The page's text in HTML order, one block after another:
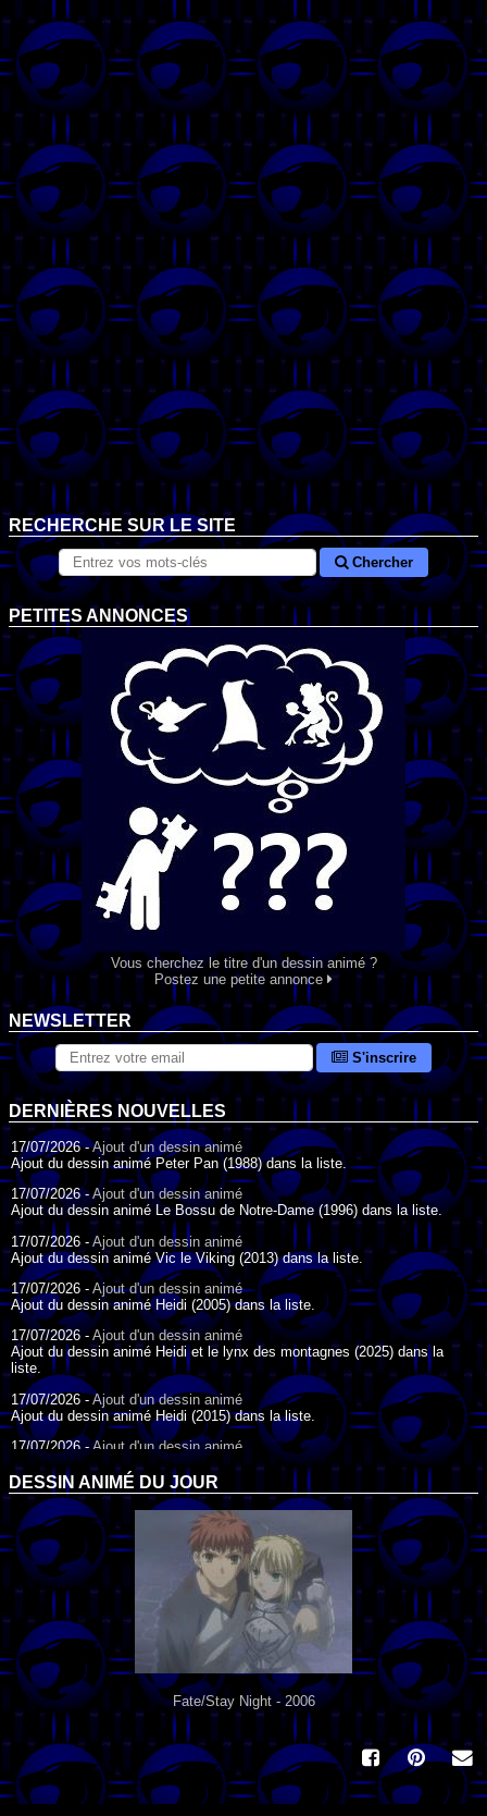
RECHERCHE SUR LE SITE
Chercher
PETITES ANNONCES
Vous cherchez le titre d'un dessin animé ?
Postez une petite annonce
NEWSLETTER
S'inscrire
DERNIÈRES NOUVELLES
17/07/2026 -Ajout d'un dessin animé
Ajout du dessin animé Peter Pan (1988) dans la liste.
17/07/2026 -Ajout d'un dessin animé
Ajout du dessin animé Le Bossu de Notre-Dame (1996) dans la liste.
17/07/2026 - Ajout d'un dessin animé
Ajout du dessin animé Vic le Viking (2013) dans la liste.
17/07/2026 - Ajout d'un dessin animé
Ajout du dessin animé Heidi (2005) dans la liste.
17/07/2026 -Ajout d'un dessin animé
Ajout du dessin animé Heidi et le lynx des montagnes (2025) dans la
liste.
17/07/2026 -Ajout d'un dessin animé
Ajout du dessin animé Heidi (2015) dans la liste.
17/07/2026 -Ajout d'un dessin animé
Ajout du dessin animé Heidi (1995) dans la liste.
09/07/2026 -Ajout d'un dessin animé
Ajout du dessin animé Genki l'Aventurier de la Chance (2006) dans la
liste.
04/07/2026 - Ajout d'un dessin animé
Ajout du dessin animé Vilain Petit Canard (2000) dans la liste.
04/07/2026 -
Ajout d'un dessin animé
Ajout du dessin animé Le Noël du vilain petit canard (2003) dans la liste.
DESSIN ANIMÉ DU JOUR
Fate/Stay Night - 2006